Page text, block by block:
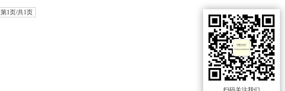
第1页/共1页